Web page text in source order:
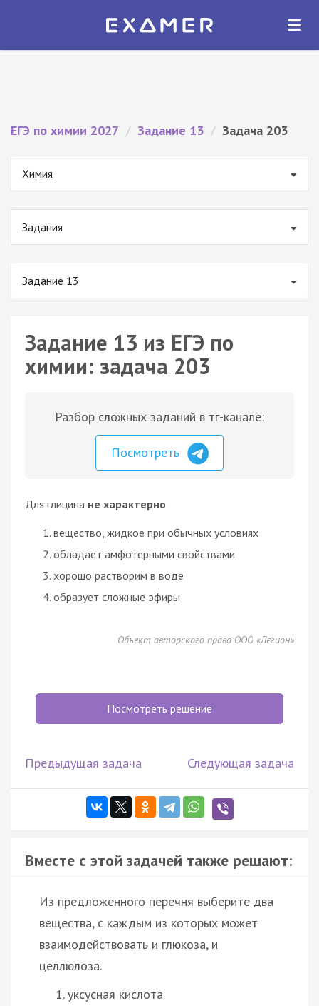
Экзамер — ЕГЭ 2027
ОТКРЫТЬ
ЕГЭ по химии 2027 / Задание 13 / Задача 203
Химия
Задания
Задание 13
Задание 13 из ЕГЭ по
химии: задача 203
Разбор сложных заданий в тг-канале:
Посмотреть
Для глицина не характерно
вещество, жидкое при обычных условиях
обладает амфотерными свойствами
хорошо растворим в воде
образует сложные эфиры
Объект авторского права ООО «Легион»
Посмотреть решение
Предыдущая задача Следующая задача
Вместе с этой задачей также решают:
Из предложенного перечня выберите два
вещества, с каждым из которых может
взаимодействовать и глюкоза, и
целлюлоза.
уксусная кислота